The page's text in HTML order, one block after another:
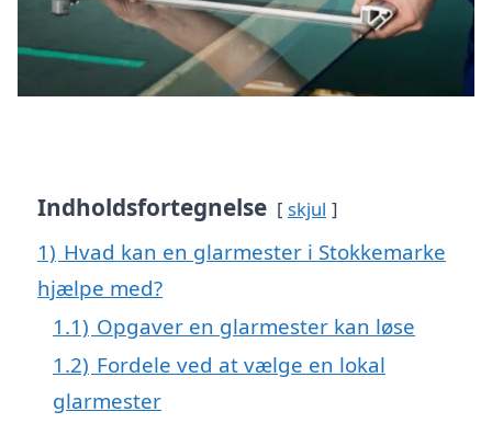
Indholdsfortegnelse skjul
1) Hvad kan en glarmester i Stokkemarke
hjælpe med?
1.1) Opgaver en glarmester kan løse
1.2) Fordele ved at vælge en lokal
glarmester